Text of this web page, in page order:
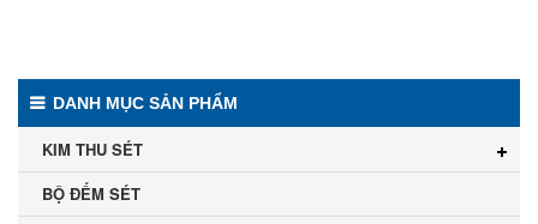
DANH MỤC SẢN PHẨM
KIM THU SÉT
BỘ ĐẾM SÉT